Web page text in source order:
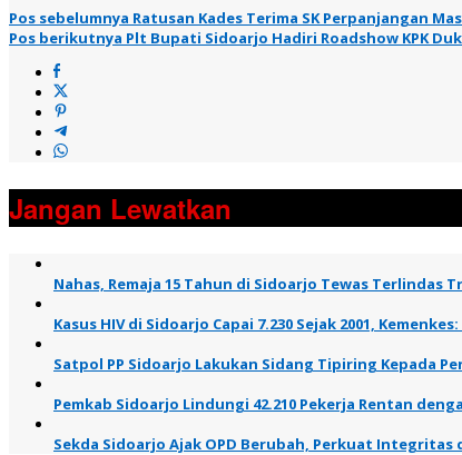
Pos sebelumnya Ratusan Kades Terima SK Perpanjangan
Pos berikutnya Plt Bupati Sidoarjo Hadiri Roadshow KPK
Jangan Lewatkan
Nahas, Remaja 15 Tahun di Sidoarjo Tewas Terlindas
Kasus HIV di Sidoarjo Capai 7.230 Sejak 2001,
Satpol PP Sidoarjo Lakukan Sidang Tipiring Kepada
Pemkab Sidoarjo Lindungi 42.210 Pekerja Rentan
Sekda Sidoarjo Ajak OPD Berubah, Perkuat Integritas